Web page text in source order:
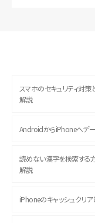
スマホのセキュリティ対
解説
AndroidからiPhoneへデー
読めない漢字を検索する
解説
iPhoneのキャッシュクリ